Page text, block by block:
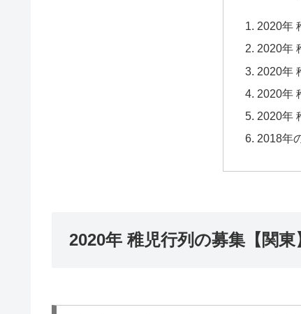
2020年
2020年
2020年
2020年
2020年
2018年
2020年 稚児行列の募集【関東